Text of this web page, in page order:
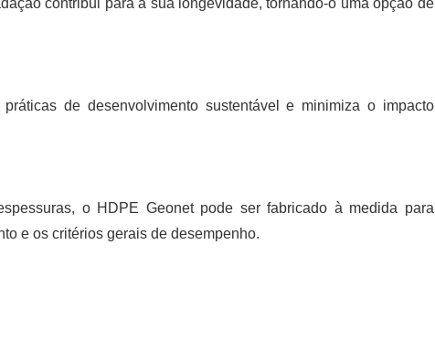
contribui para a sua longevidade, tornando-o uma opção de
de desenvolvimento sustentável e minimiza o impacto
o HDPE Geonet pode ser fabricado à medida para
e os critérios gerais de desempenho.